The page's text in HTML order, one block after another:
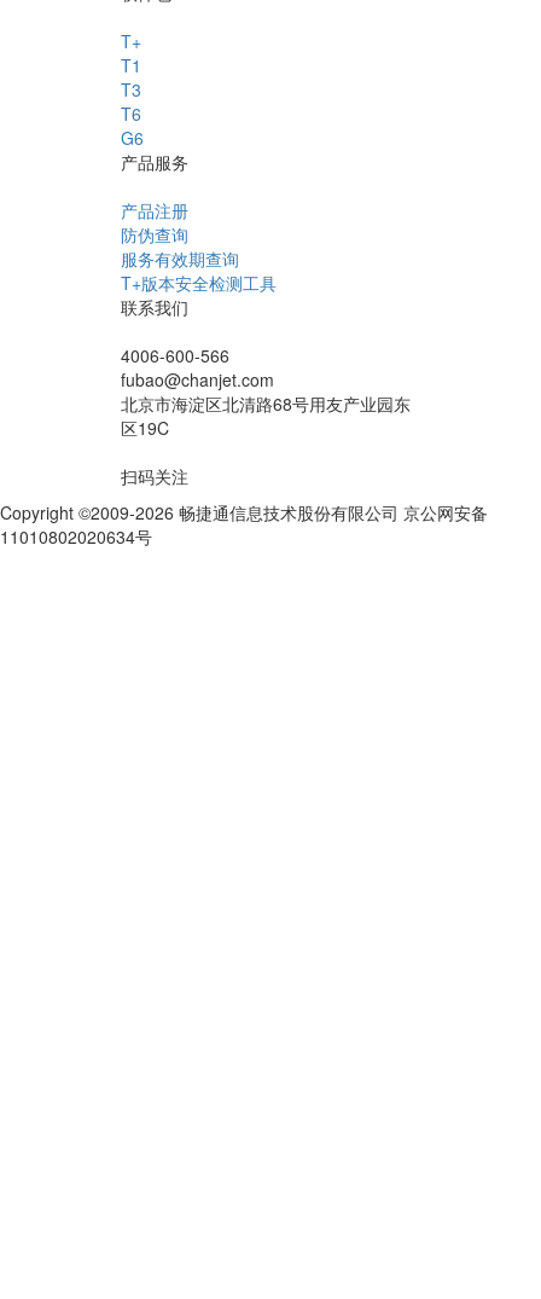
T+
T1
T3
T6
G6
产品服务
产品注册
防伪查询
服务有效期查询
T+版本安全检测工具
联系我们
4006-600-566
fubao@chanjet.com
北京市海淀区北清路68号用友产业园东
区19C
扫码关注
Copyright ©2009-2026 畅捷通信息技术股份有限公司 京公网安备
11010802020634号